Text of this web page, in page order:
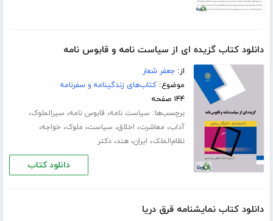
دانلود کتاب گزیده ای از سیاست نامه و قابوس نامه
از:جعفر شعار
موضوع:کتاب‌های زندگینامه و سفرنامه
۱۴۴ صفحه
برچسب‌ها: سیاست نامه، قابوس نامه، سیرالملوک،
آداب، معاشرت، اخلاق، سیاست، ملوک، خواجه،
نظام‌الملک، ایران،هند،دکتر
دانلود کتاب
دانلود کتاب نمایشنامه قرق دریا